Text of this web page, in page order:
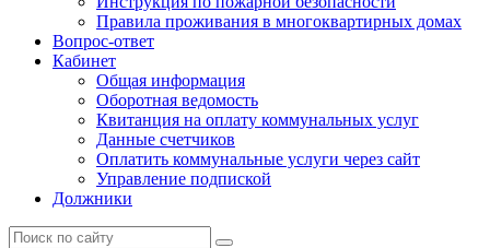
Правила проживания в многоквартирных домах
Вопрос-ответ
Кабинет
Общая информация
Оборотная ведомость
Квитанция на оплату коммунальных услуг
Данные счетчиков
Оплатить коммунальные услуги через сайт
Управление подпиской
Должники